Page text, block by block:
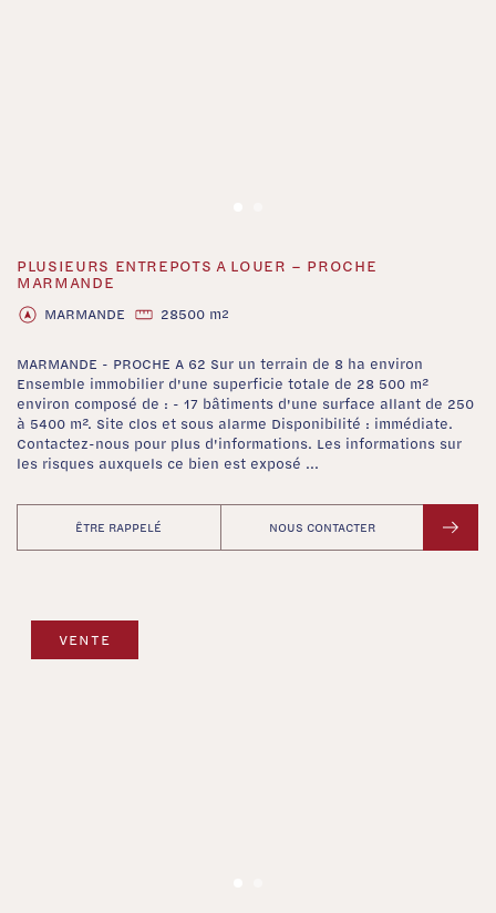
‹ ›
PLUSIEURS ENTREPOTS A LOUER – PROCHE
MARMANDE
MARMANDE 28500 m2
MARMANDE - PROCHE A 62 Sur un terrain de 8 ha environ
Ensemble immobilier d'une superficie totale de 28 500 m²
environ composé de : - 17 bâtiments d'une surface allant de 250
à 5400 m². Site clos et sous alarme Disponibilité : immédiate.
Contactez-nous pour plus d'informations. Les informations sur
les risques auxquels ce bien est exposé ...
ÊTRE RAPPELÉ NOUS CONTACTER
VENTE